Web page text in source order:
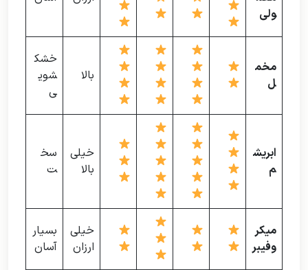
ولی
مخم
ل
بالا
خشک
شوی
ی
ابریش
م
خیلی
بالا
سخ
ت
میکر
وفیبر
خیلی
ارزان
بسیار
آسان